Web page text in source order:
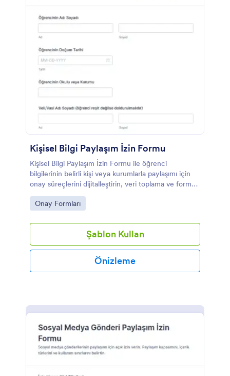
Kişisel Bilgi Paylaşım İzin Formu
Kişisel Bilgi Paylaşım İzin Formu ile öğrenci
bilgilerinin belirli kişi veya kurumlarla paylaşımı için
onay süreçlerini dijitalleştirin, veri toplama ve form
gönderimi kayıtlarını Jotform üzerinden düzenli
biçimde yönetin.
Go to Category:
Onay Formları
Şablon Kullan
Önizleme